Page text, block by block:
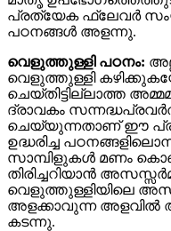
പ്രത്യേക ഫ്ലേവർ
പഠനങ്ങൾ അളന്നു.
വെളുത്തുള്ളി പഠനം:
വെളുത്തുള്ളി
ചെയ്തിട്ടില്ലാത്ത
ദ്രാവകം
ചെയ്യുന്നതാണ് ഈ
ഉദ്ധരിച്ച
സാമ്പിളുകൾ മണം
തിരിച്ചറിയാൻ
വെളുത്തുള്ളിയിലെ
അളക്കാവുന്ന അളവിൽ
കടന്നു.